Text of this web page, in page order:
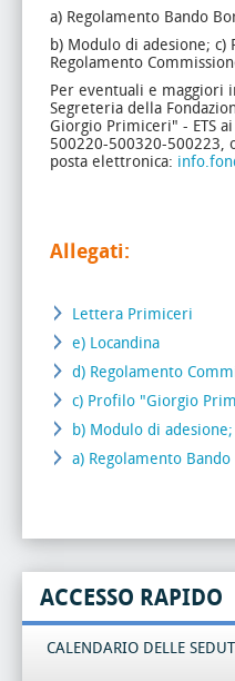
a) Regolamento Bando
b) Modulo di adesione; c)
Regolamento
Per eventuali e maggiori
Segreteria della
Giorgio Primiceri" - ETS
500220-500320-500223,
posta elettronica:
Allegati:
Lettera Primiceri
e) Locandina
d) Regolamento
c) Profilo "Giorgio
b) Modulo di adesione;
a) Regolamento
ACCESSO RAPIDO
CALENDARIO DELLE